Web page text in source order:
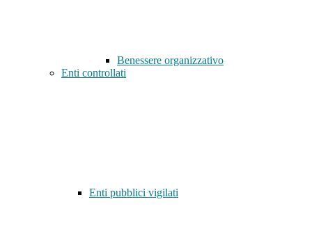
Benessere organizzativo
Enti controllati
Enti pubblici vigilati